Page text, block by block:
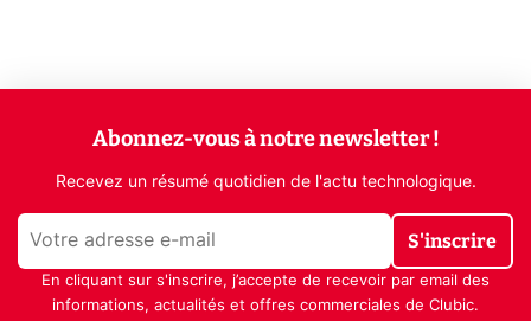
Abonnez-vous à notre newsletter !
Recevez un résumé quotidien de l'actu technologique.
S'inscrire
En cliquant sur s'inscrire, j’accepte de recevoir par email des
informations, actualités et offres commerciales de Clubic.